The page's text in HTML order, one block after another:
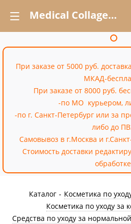
Medical Collagene 3D Anti Wrinkle PROF Медикал Коллаген Проф Коллагеновый крем для ухода за антивозрастной кожей лица 30 мл – купить недорого в интернет-магазине «Cossale»
При заказе от 5000 руб.
МКАД-
При заказе от 8000 руб.
-по МО курьером,
-по г. Санкт-Петербург или за
либо до
Самовывоз в г.Москва и
Стоимость доставки
Каталог - Косметика по
Косметика по уходу за
Средства по уходу за